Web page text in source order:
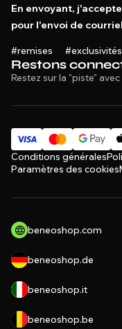
Restons
Restez sur la "piste"
En envoyant,
pour l'envoi de
#remises
Conditions générales
Paramètres des cookies
beneoshop.com
beneoshop.de
beneoshop.it
beneoshop.be